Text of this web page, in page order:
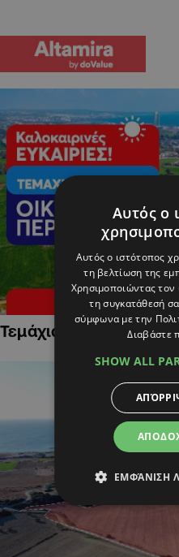
Τεμάχια Γης σε
Αυτός ο
Αυτός ο ιστότοπος
τη βελτίωση της
Χρησιμοποιώντας τον
τη συγκατάθεσή
σύμφωνα με την
Διαβάστε
SHOW ALL
ΕΜΦΆΝΙΣΗ